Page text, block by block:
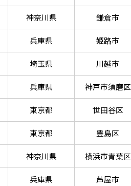
神奈川県 鎌倉市
兵庫県 姫路市
埼玉県 川越市
兵庫県 神戸市須磨区
東京都 世田谷区
東京都 豊島区
神奈川県 横浜市青葉区
兵庫県 芦屋市